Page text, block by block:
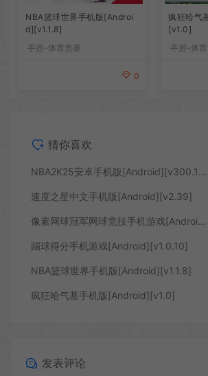
NBA篮球世界手机版[Androi
d][v1.1.8]
手游-体育竞赛
0
疯狂哈气
[v1.0]
手游-体
猜你喜欢
NBA2K25安卓手机版[Android][v300.15.246297225]
速度之星中文手机版[Android][v2.39]
像素网球冠军网球竞技手机游戏[Android][v4.1.1]
踢球得分手机游戏[Android][v1.0.10]
NBA篮球世界手机版[Android][v1.1.8]
疯狂哈气基手机版[Android][v1.0]
发表评论